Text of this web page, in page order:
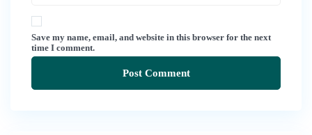
Save my name, email, and website in this browser for the next
time I comment.